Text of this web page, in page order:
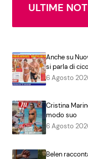
ULTIME
Anche su
si parla di
6 Agosto
Cristina
modo suo
6 Agosto
Belen